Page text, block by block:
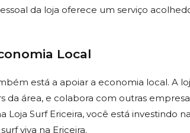
da loja oferece um serviço
Local
está a apoiar a economia local. A
da área, e colabora com outras
Loja Surf Ericeira, você está investindo
viva na Ericeira.